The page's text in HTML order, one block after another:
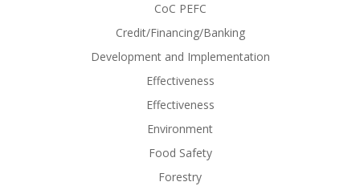
CoC PEFC
Credit/Financing/Banking
Development and Implementation
Effectiveness
Effectiveness
Environment
Food Safety
Forestry